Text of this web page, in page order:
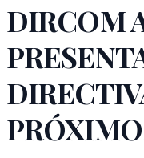
DIRCOM